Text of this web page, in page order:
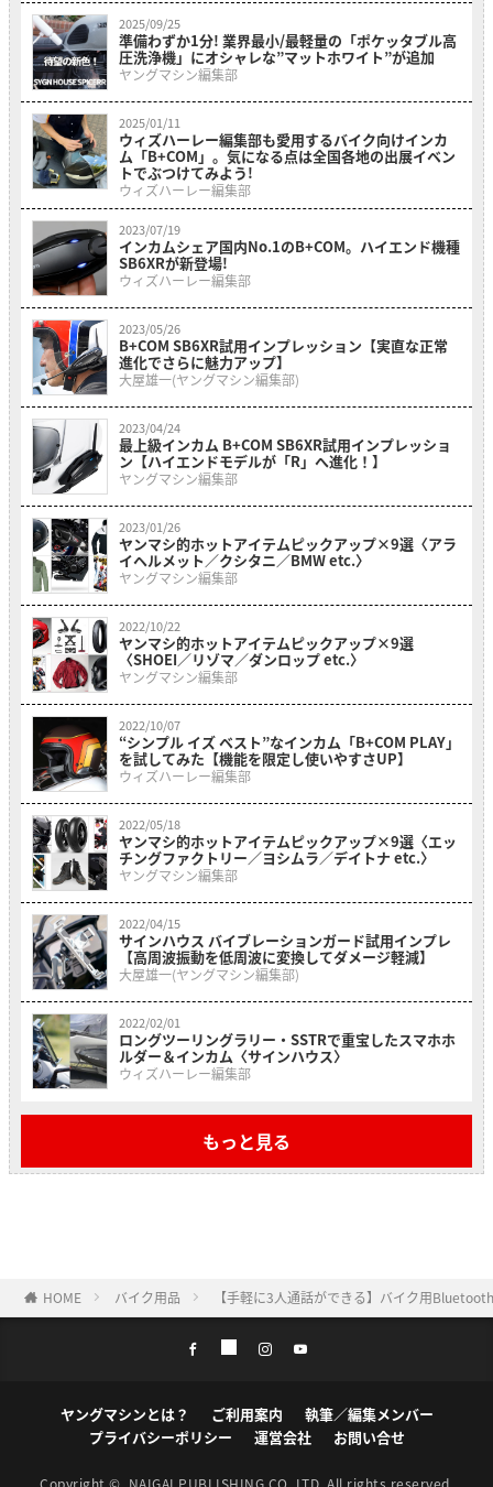
2025/09/25
準備わずか1分! 業界最小/最軽量の「ポケッタブル高
圧洗浄機」にオシャレな”マットホワイト”が追加
ヤングマシン編集部
2025/01/11
ウィズハーレー編集部も愛用するバイク向けインカ
ム「B+COM」。気になる点は全国各地の出展イベン
トでぶつけてみよう!
ウィズハーレー編集部
2023/07/19
インカムシェア国内No.1のB+COM。ハイエンド機種
SB6XRが新登場!
ウィズハーレー編集部
2023/05/26
B+COM SB6XR試用インプレッション【実直な正常
進化でさらに魅力アップ】
大屋雄一(ヤングマシン編集部)
2023/04/24
最上級インカム B+COM SB6XR試用インプレッショ
ン【ハイエンドモデルが「R」へ進化！】
ヤングマシン編集部
2023/01/26
ヤンマシ的ホットアイテムピックアップ×9選〈アラ
イヘルメット／クシタニ／BMW etc.〉
ヤングマシン編集部
2022/10/22
ヤンマシ的ホットアイテムピックアップ×9選
〈SHOEI／リゾマ／ダンロップ etc.〉
ヤングマシン編集部
2022/10/07
“シンプル イズ ベスト”なインカム「B+COM PLAY」
を試してみた【機能を限定し使いやすさUP】
ウィズハーレー編集部
2022/05/18
ヤンマシ的ホットアイテムピックアップ×9選〈エッ
チングファクトリー／ヨシムラ／デイトナ etc.〉
ヤングマシン編集部
2022/04/15
サインハウス バイブレーションガード試用インプレ
【高周波振動を低周波に変換してダメージ軽減】
大屋雄一(ヤングマシン編集部)
2022/02/01
ロングツーリングラリー・SSTRで重宝したスマホホ
ルダー＆インカム〈サインハウス〉
ウィズハーレー編集部
もっと見る
HOME バイク用品 【手軽に3人通話ができる】バイク用
ヤングマシンとは？ ご利用案内
執筆／編集メンバー
プライバシーポリシー
運営会社 お問い合せ